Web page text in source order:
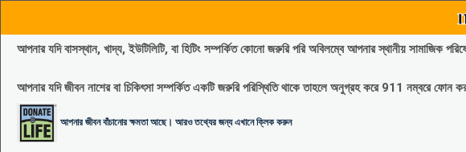
আপনার যদি বাসস্থান, খাদ্য, ইউটিলিটি, বা হিটিং সম্পর্কিত কোনো জরুরি পরি অবিলম্বে আপনার স্থানীয়
আপনার যদি জীবন নাশের বা চিকিৎসা সম্পর্কিত একটি জরুরি পরিস্থিতি থাকে তাহলে অনুগ্রহ করে 911 নম্বরে ফোন
আপনার জীবন বাঁচানোর ক্ষমতা আছে। আরও তথ্যের জন্য এখানে ক্লিক করুন